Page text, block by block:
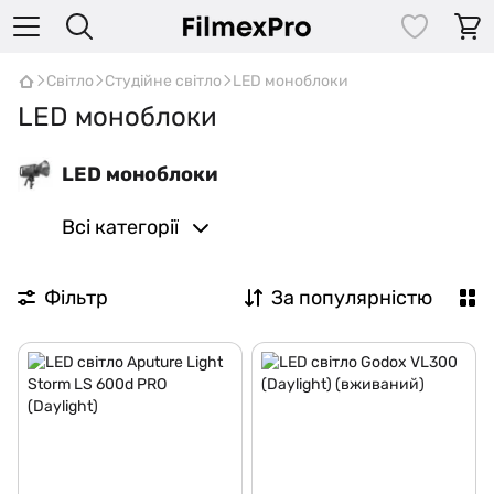
Світло Студійне світло LED моноблоки
LED моноблоки
LED моноблоки
Всі категорії
Фільтр За популярністю